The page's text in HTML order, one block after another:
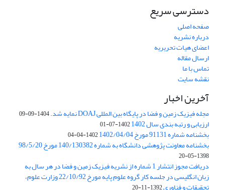
دسترسی سریع
صفحه اصلی
درباره نشریه
اعضای هیات تحریریه
ارسال مقاله
تماس با ما
نقشه سایت
آخرین اخبار
مجله فیزیک زمین و فضا در پایگاه بین المللی DOAJ نمایه شد. 1404-09-09
ارزیابی و رتبه بندی سال 1402 1402-07-01
بخشنامه شماره 91131 مورخ 1402/04/04 1402-04-04
بخشنامه معاونت پژوهشی دانشگاه به شماره 140/130382 مورخ 98/5/20
1398-05-20
دریافت مجوز انتشار 1 شماره از نشریه فیزیک زمین و فضا در هر سال به
زبان انگلیسی در جلسه کار گروه علوم پایه مورخ 22/10/92 وزارت علوم،
تحقیقات و فناوری1392-11-20